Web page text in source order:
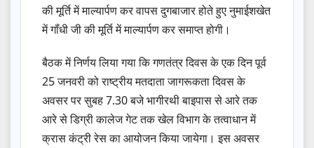
की मूर्ति में माल्यार्पण कर वापस दुगबाजार होते हुए नुमाईशखेत
में गॉंधी जी की मूर्ति में माल्यार्पण कर समाप्त होगी।
बैठक में निर्णय लिया गया कि गणतंत्र दिवस के एक दिन पूर्व
25 जनवरी को राष्ट्रीय मतदाता जागरूकता दिवस के
अवसर पर सुबह 7.30 बजे भागीरथी बाइपास से आरे तक
आरे से डिग्री कालेज गेट तक खेल विभाग के तत्वाधान में
क्रास कंट्री रेस का आयोजन किया जायेगा। इस अवसर